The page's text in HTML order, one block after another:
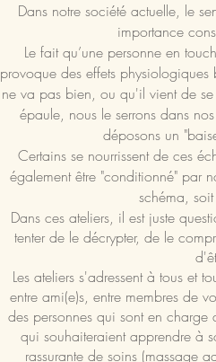
Dans notre société actuelle, le
importance
Le fait qu’une personne en
provoque des effets physiologiques
ne va pas bien, ou qu'il vient de
épaule, nous le serrons dans
déposons un
Certains se nourrissent de ces
également être "conditionné" par
schéma,
Dans ces ateliers, il est juste
tenter de le décrypter, de le
Les ateliers s'adressent à tous et
entre ami(e)s, entre membres de
des personnes qui sont en
qui souhaiteraient apprendre à
rassurante de soins (massage